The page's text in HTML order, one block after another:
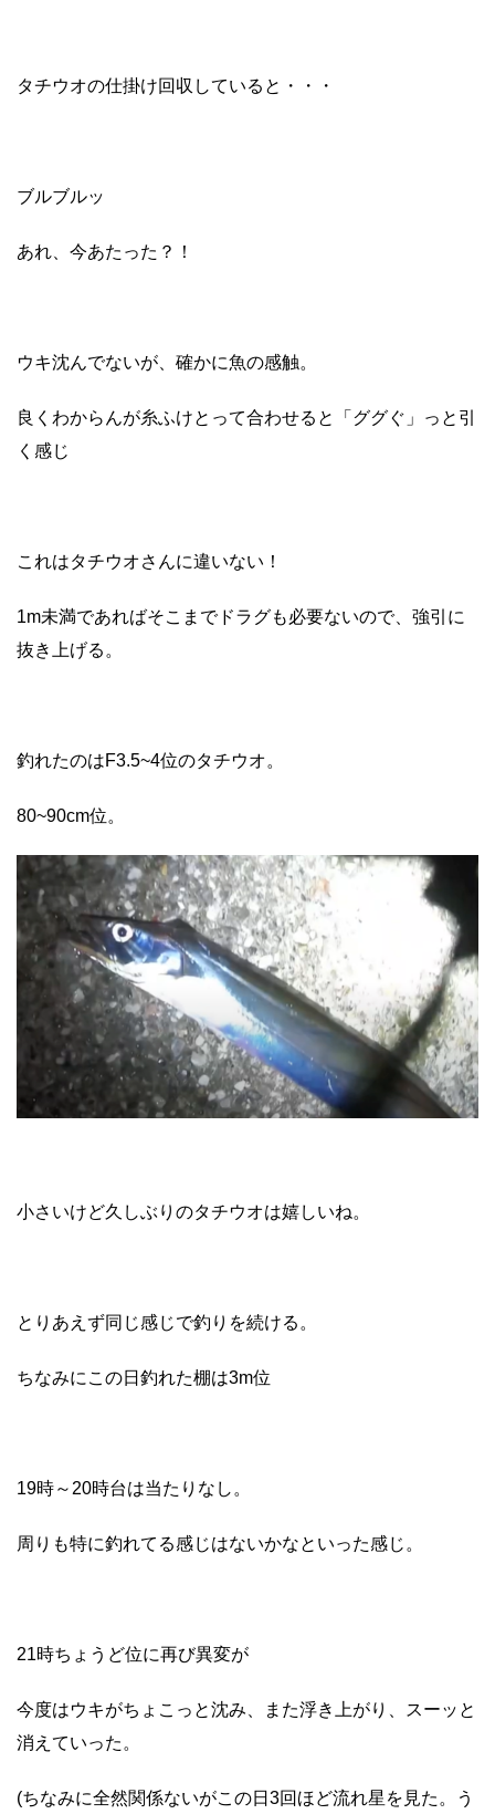
タチウオの仕掛け回収していると・・・
ブルブルッ
あれ、今あたった？！
ウキ沈んでないが、確かに魚の感触。
良くわからんが糸ふけとって合わせると「ググぐ」っと引
く感じ
これはタチウオさんに違いない！
1m未満であればそこまでドラグも必要ないので、強引に
抜き上げる。
釣れたのはF3.5~4位のタチウオ。
80~90cm位。
小さいけど久しぶりのタチウオは嬉しいね。
とりあえず同じ感じで釣りを続ける。
ちなみにこの日釣れた棚は3m位
19時～20時台は当たりなし。
周りも特に釣れてる感じはないかなといった感じ。
21時ちょうど位に再び異変が
今度はウキがちょこっと沈み、また浮き上がり、スーッと
消えていった。
(ちなみに全然関係ないがこの日3回ほど流れ星を見た。う